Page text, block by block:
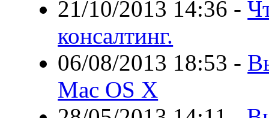
21/10/2013 14:36 -
консалтинг.
06/08/2013 18:53 -
Mac OS X